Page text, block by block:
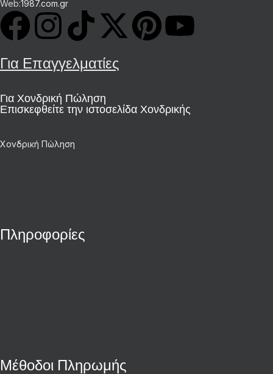
Web:1987.com.gr
Για Επαγγελματίες
Για Χονδρική Πώληση
Επισκεφθείτε την ιστοσελίδα Χονδρικής
Χονδρική Πώληση
Πληροφορίες
Μέθοδοι Πληρωμής